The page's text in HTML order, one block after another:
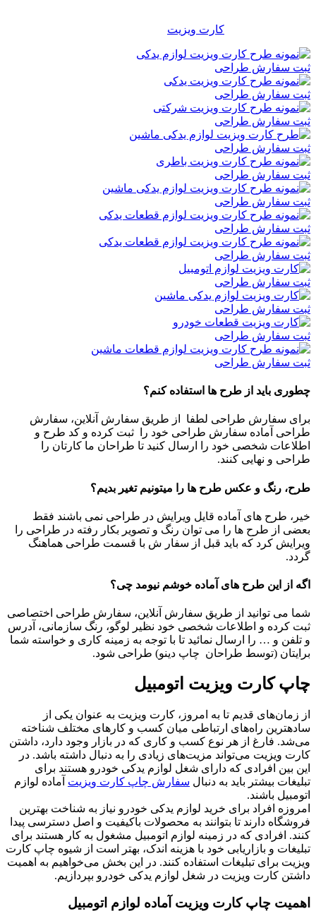
کارت ویزیت
ثبت سفارش طراحی
ثبت سفارش طراحی
ثبت سفارش طراحی
ثبت سفارش طراحی
ثبت سفارش طراحی
ثبت سفارش طراحی
ثبت سفارش طراحی
ثبت سفارش طراحی
ثبت سفارش طراحی
ثبت سفارش طراحی
ثبت سفارش طراحی
ثبت سفارش طراحی
چطوری باید از طرح ها استفاده کنم؟
برای سفارش طراحی لطفا از طریق سفارش آنلاین، سفارش
طراحی آماده سفارش طراحی خود را ثبت کرده و کد طرح و
اطلاعات شخصی خود را ارسال کنید تا طراحان ما کارتان را
طراحی و نهایی کنند.
طرح، رنگ و عکس طرح ها را میتونیم تغیر بدیم؟
خیر، طرح های آماده قایل ویرایش در طراحی نمی باشند فقط
بعضی از طرح ها را می توان رنگ و تصویر بکار رفته در طراحی را
ویرایش کرد که باید قبل از سفار ش با قسمت طراحی هماهنگ
گردد.
اگه از این طرح های آماده خوشم نیومد چی؟
شما می توانید از طریق سفارش آنلاین، سفارش طراحی اختصاصی
ثبت کرده و اطلاعات شخصی خود نظیر لوگو، رنگ سازمانی، آدرس
و تلفن و … را ارسال نمائید تا با توجه به زمینه کاری و خواسته شما
برایتان (توسط طراحان چاپ دینو) طراحی شود.
چاپ کارت ویزیت اتومبیل
از زمان‌های قدیم تا به امروز، کارت ویزیت به عنوان یکی از
ساده‎ترین راه‌های ارتباطی میان کسب و کارهای مختلف شناخته
می‌شد. فارغ از هر نوع کسب و کاری که در بازار وجود دارد، داشتن
کارت ویزیت می‌تواند مزیت‌های زیادی را به دنبال داشته باشد. در
این بین افرادی که دارای شغل لوازم یدکی خودرو هستند برای
تبلیغات بیشتر باید به دنبال سفارش چاپ کارت ویزیت آماده لوازم
اتومبیل باشند.
امروزه افراد برای خرید لوازم یدکی خودرو نیاز به شناخت بهترین
فروشگاه دارند تا بتوانند به محصولات باکیفیت و اصل دسترسی پیدا
کنند. افرادی که در زمینه لوازم اتومبیل مشغول به کار هستند برای
تبلیغات و بازاریابی خود با هزینه اندک، بهتر است از شیوه چاپ کارت
ویزیت برای تبلیغات استفاده کنند. در این بخش می‌خواهیم به اهمیت
داشتن کارت ویزیت در شغل لوازم یدکی خودرو بپردازیم.
اهمیت چاپ کارت ویزیت آماده لوازم اتومبیل